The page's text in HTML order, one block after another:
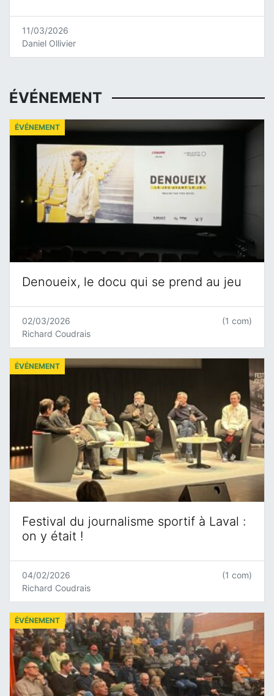
11/03/2026
Daniel Ollivier
ÉVÉNEMENT
Denoueix, le docu qui se prend au jeu
ÉVÉNEMENT
02/03/2026
Richard Coudrais
(1 com)
Festival du journalisme sportif à Laval :
on y était !
ÉVÉNEMENT
04/02/2026
Richard Coudrais
(1 com)
ÉVÉNEMENT